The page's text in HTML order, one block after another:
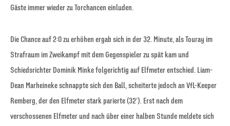
Gäste immer wieder zu Torchancen einluden.
Die Chance auf 2:0 zu erhöhen ergab sich in der 32. Minute, als Touray im
Strafraum im Zweikampf mit dem Gegenspieler zu spät kam und
Schiedsrichter Dominik Minke folgerichtig auf Elfmeter entschied. Liam-
Dean Marheineke schnappte sich den Ball, scheiterte jedoch an VfL-Keeper
Remberg, der den Elfmeter stark parierte (32‘). Erst nach dem
verschossenen Elfmeter und nach über einer halben Stunde meldete sich